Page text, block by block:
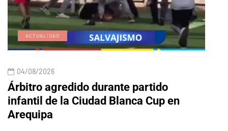
ACTUALIDAD
04/08/2026
Árbitro agredido durante partido
infantil de la Ciudad Blanca Cup en
Arequipa